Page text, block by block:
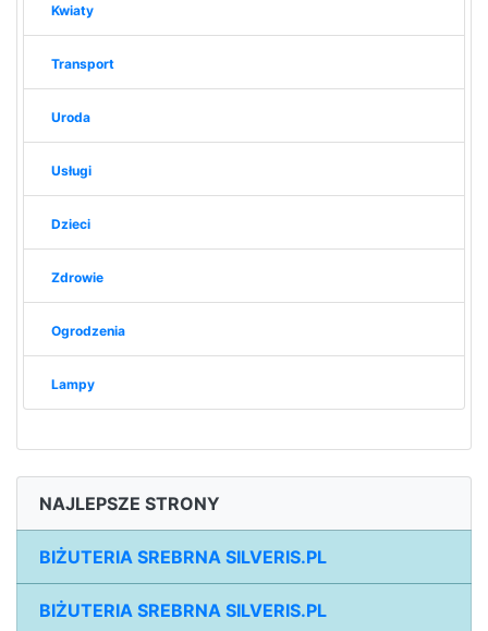
Kwiaty
Transport
Uroda
Usługi
Dzieci
Zdrowie
Ogrodzenia
Lampy
NAJLEPSZE STRONY
BIŻUTERIA SREBRNA SILVERIS.PL
BIŻUTERIA SREBRNA SILVERIS.PL